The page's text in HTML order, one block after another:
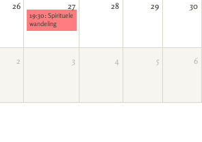
26 27
19:30:Spirituele
wandeling
28 29 30
2 3 4 5 6